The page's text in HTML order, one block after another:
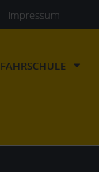
Impressum
FAHRSCHULE